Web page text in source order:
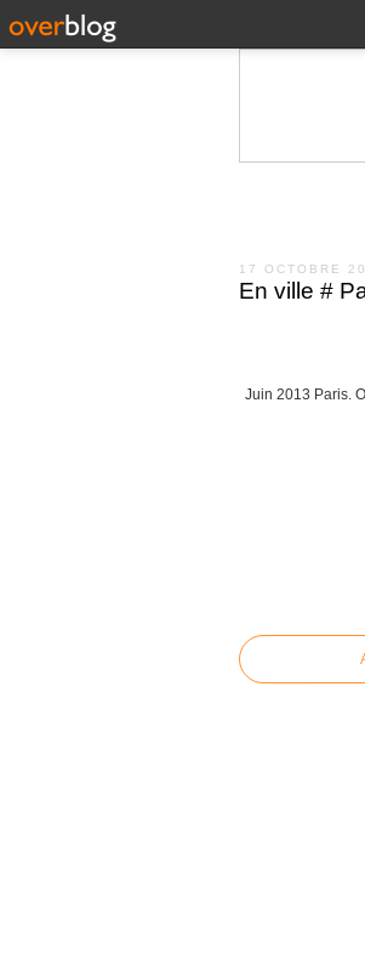
17 OCTOBRE
En ville #
Juin 2013 Paris.